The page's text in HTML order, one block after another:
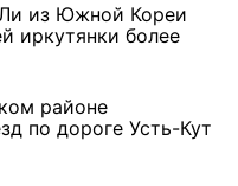
из Южной Кореи
иркутянки более
районе
по дороге Усть-Кут